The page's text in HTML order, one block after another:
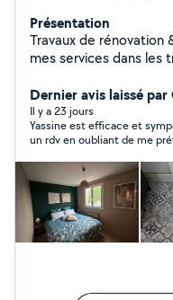
Présentation
Travaux de rénovation & bricolage
mes services dans les
pour : Peinture (murs, plafonds, boiseries) Pose de
parquet / carrelage et lino Montage de meubles
Plomberie et électricité de base
enduits Rénovation de salle de bain & cuisine Travaux de
finition & décoration rénovation, peinture, bricolage,
carrelage, parquet,
meubles, maçonnerie,
travaille avec soin
durable. N'hésitez pas
Dernier avis laissé
Il y a 23 jours
Yassine est efficace et
un rdv en oubliant de me